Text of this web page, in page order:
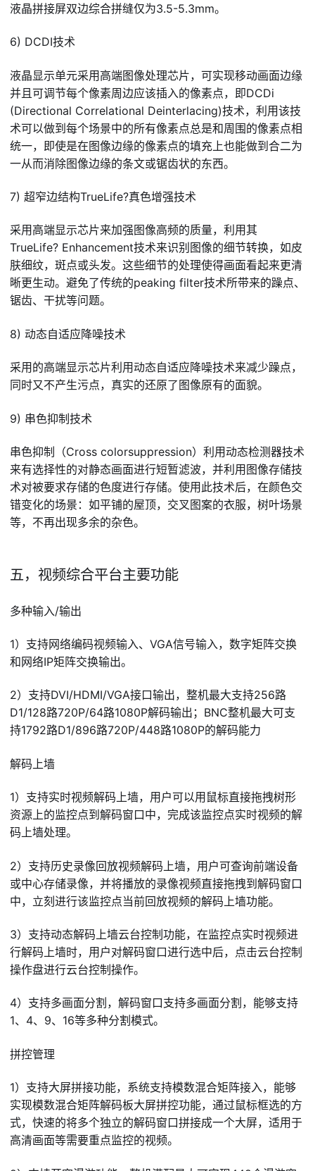
液晶拼接屏双边综合拼缝仅为3.5-5.3mm。
6) DCDI技术
液晶显示单元采用高端图像处理芯片，可实现移动画面边缘
并且可调节每个像素周边应该插入的像素点，即DCDi
(Directional Correlational Deinterlacing)技术，利用该技
术可以做到每个场景中的所有像素点总是和周围的像素点相
统一，即使是在图像边缘的像素点的填充上也能做到合二为
一从而消除图像边缘的条文或锯齿状的东西。
7) 超窄边结构TrueLife?真色增强技术
采用高端显示芯片来加强图像高频的质量，利用其
TrueLife? Enhancement技术来识别图像的细节转换，如皮
肤细纹，斑点或头发。这些细节的处理使得画面看起来更清
晰更生动。避免了传统的peaking filter技术所带来的躁点、
锯齿、干扰等问题。
8) 动态自适应降噪技术
采用的高端显示芯片利用动态自适应降噪技术来减少躁点，
同时又不产生污点，真实的还原了图像原有的面貌。
9) 串色抑制技术
串色抑制（Cross colorsuppression）利用动态检测器技术
来有选择性的对静态画面进行短暂滤波，并利用图像存储技
术对被要求存储的色度进行存储。使用此技术后，在颜色交
错变化的场景：如平铺的屋顶，交叉图案的衣服，树叶场景
等，不再出现多余的杂色。
五，视频综合平台主要功能
多种输入/输出
1）支持网络编码视频输入、VGA信号输入，数字矩阵交换
和网络IP矩阵交换输出。
2）支持DVI/HDMI/VGA接口输出，整机最大支持256路
D1/128路720P/64路1080P解码输出；BNC整机最大可支
持1792路D1/896路720P/448路1080P的解码能力
解码上墙
1）支持实时视频解码上墙，用户可以用鼠标直接拖拽树形
资源上的监控点到解码窗口中，完成该监控点实时视频的解
码上墙处理。
2）支持历史录像回放视频解码上墙，用户可查询前端设备
或中心存储录像，并将播放的录像视频直接拖拽到解码窗口
中，立刻进行该监控点当前回放视频的解码上墙功能。
3）支持动态解码上墙云台控制功能，在监控点实时视频进
行解码上墙时，用户对解码窗口进行选中后，点击云台控制
操作盘进行云台控制操作。
4）支持多画面分割，解码窗口支持多画面分割，能够支持
1、4、9、16等多种分割模式。
拼控管理
1）支持大屏拼接功能，系统支持模数混合矩阵接入，能够
实现模数混合矩阵解码板大屏拼控功能，通过鼠标框选的方
式，快速的将多个独立的解码窗口拼接成一个大屏，适用于
高清画面等需要重点监控的视频。